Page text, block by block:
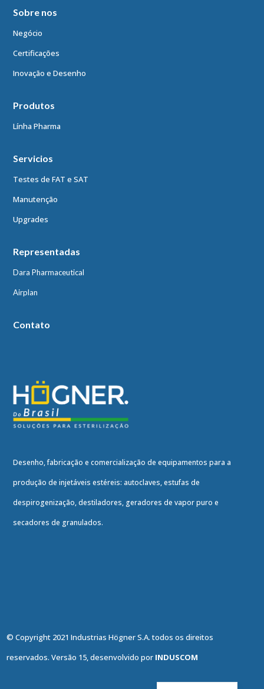
Sobre nos
Negócio
Certificações
Inovação e Desenho
Produtos
Línha Pharma
Servicios
Testes de FAT e SAT
Manutenção
Upgrades
Representadas
Dara Pharmaceutical
Airplan
Contato
Desenho, fabricação e comercialização de equipamentos para a
produção de injetáveis estéreis: autoclaves, estufas de
despirogenização, destiladores, geradores de vapor puro e
secadores de granulados.
© Copyright 2021 Industrias Högner S.A. todos os direitos
reservados. Versão 15, desenvolvido por INDUSCOM